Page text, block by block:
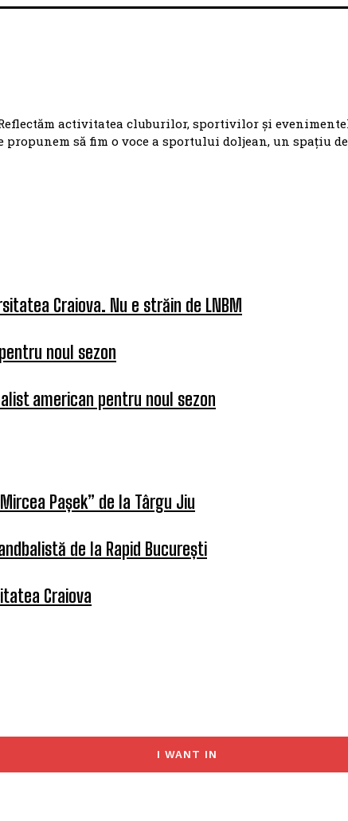
activitatea cluburilor, sportivilor și
să fim o voce a sportului doljean, un spațiu
Craiova. Nu e străin de LNBM
noul sezon
american pentru noul sezon
Pașek” de la Târgu Jiu
de la Rapid București
Craiova
I WANT IN